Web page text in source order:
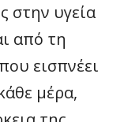
στην υγεία
από τη
εισπνέει
μέρα,